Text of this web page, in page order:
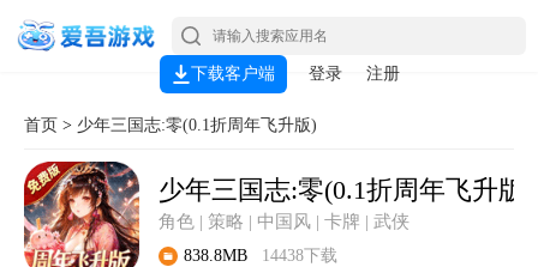
下载客户端 登录 注册
首页 > 少年三国志:零(0.1折周年飞升版)
少年三国志:零(0.1折周年飞升版)
角色 | 策略 | 中国风 | 卡牌 | 武侠
838.8MB 14438下载